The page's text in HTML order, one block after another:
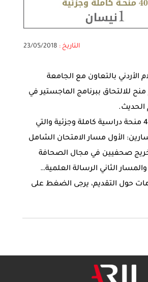
التاريخ : 23/05/2018
الأردني بالتعاون مع الجامعة
منح للالتحاق ببرنامج الماجستير في
الحديث.
سيوفر المعهد 40 منحة دراسية كاملة وجزئية والتي
الأول مسار الامتحان الشامل
صحفيين في مجال الصحافة
والمسار الثاني الرسالة العلمية…
حول التقديم، يرجى الضغط على